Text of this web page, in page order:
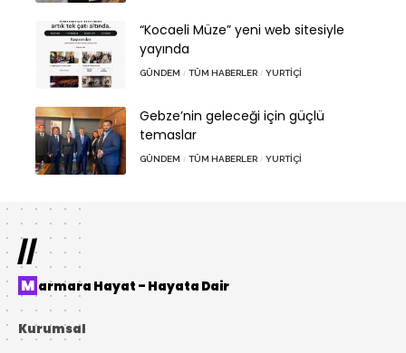
“Kocaeli Müze” yeni web sitesiyle
yayında
GÜNDEM TÜM HABERLER YURTIÇI
Gebze’nin geleceği için güçlü
temaslar
GÜNDEM TÜM HABERLER YURTIÇI
//
Marmara Hayat – Hayata Dair
Kurumsal